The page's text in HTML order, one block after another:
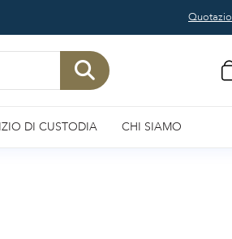
DI CUSTODIA CHI SIAMO